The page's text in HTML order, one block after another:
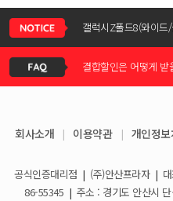
아이폰17e 사전예약
갤럭시S26 사전예약
신청서 조회는 어떻게
결합할인은 어떻게 받
휴대폰 일시불로 구매
요금제 변경은 언제할
회사소개 | 이용약관 | 개인정
공식인증대리점 | (주)안산프라자 |
86-55345 | 주소 : 경기도 안산시